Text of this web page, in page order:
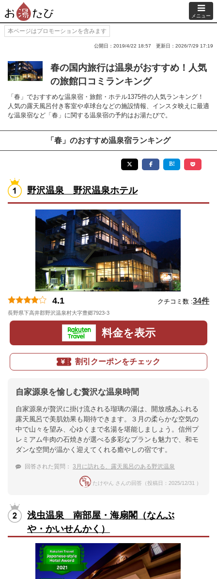
メニュー
本ページはプロモーションを含みます
公開日：2019/4/22 18:57 更新日：2026/7/29 17:19
春の国内旅行は温泉がおすすめ！人気
の旅館口コミランキング
「春」でおすすめな温泉宿・旅館・ホテル1375件の人気ランキング！
人気の露天風呂付き客室や卓球台などの施設情報、インスタ映えに最適
な温泉宿など「春」に関する温泉宿の予約はお湯たびで。
「春」のおすすめ温泉宿ランキング
野沢温泉 野沢温泉ホテル
4.1 クチコミ数 :34件
長野県下高井郡野沢温泉村大字豊郷7923-3
料金を表示
割引クーポンをチェック
自家源泉を愉しむ贅沢な温泉時間
自家源泉が贅沢に掛け流される瑠璃の湯は、開放感あふれる
露天風呂で美肌効果も期待できます。３月の柔らかな空気の
中で山々を望み、心ゆくまで名湯を堪能しましょう。信州プ
レミアム牛肉の石焼きが選べる多彩なプランも魅力で、和モ
ダンな空間が温かく迎えてくれる癒やしの宿です。
回答された質問： 3月に訪れる、露天風呂のある野沢温泉
たけやん さんの回答（投稿日：2025/12/31 ）
浅虫温泉 南部屋・海扇閣（なんぶ
や・かいせんかく）